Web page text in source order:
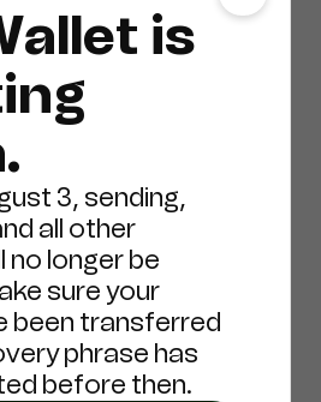
is
3, sending,
all other
longer be
sure your
been transferred
phrase has
before then.
fantastischen
neuesten Nachrichten und